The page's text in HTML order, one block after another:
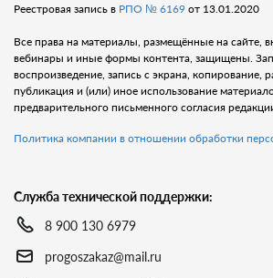
Реестровая запись в РПО № 6169 от 13.01.2020
Все права на материалы, размещённые на сайте,
вебинары и иные формы контента, защищены.
воспроизведение, запись с экрана, копирование,
публикация и (или) иное использование
предварительного письменного согласия
Политика компании в отношении обработки
Служба технической поддержки:
8 900 130 6979
progoszakaz@mail.ru